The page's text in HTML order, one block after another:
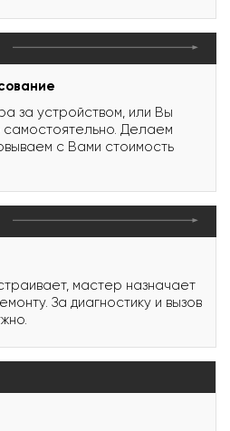
за устройством, или Вы
самостоятельно. Делаем
с Вами стоимость
мастер назначает
За диагностику и вызов